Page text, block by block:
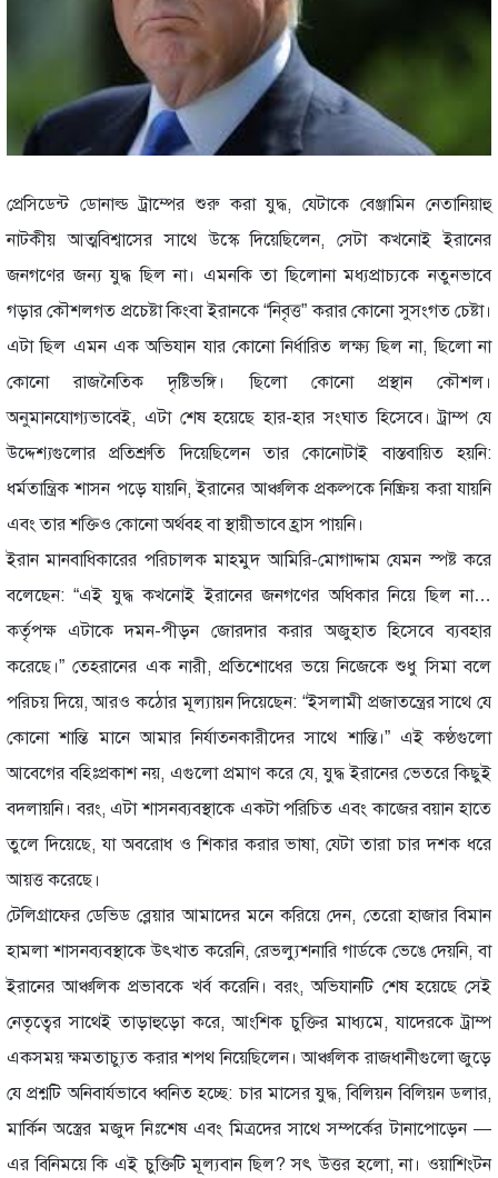
প্রেসিডেন্ট ডোনাল্ড ট্রাম্পের শুরু করা যুদ্ধ, যেটাকে বেঞ্জামিন নেতানিয়াহু
নাটকীয় আত্মবিশ্বাসের সাথে উস্কে দিয়েছিলেন, সেটা কখনোই ইরানের
জনগণের জন্য যুদ্ধ ছিল না। এমনকি তা ছিলোনা মধ্যপ্রাচ্যকে নতুনভাবে
গড়ার কৌশলগত প্রচেষ্টা কিংবা ইরানকে “নিবৃত্ত” করার কোনো সুসংগত চেষ্টা।
এটা ছিল এমন এক অভিযান যার কোনো নির্ধারিত লক্ষ্য ছিল না, ছিলো না
কোনো রাজনৈতিক দৃষ্টিভঙ্গি। ছিলো কোনো প্রস্থান কৌশল।
অনুমানযোগ্যভাবেই, এটা শেষ হয়েছে হার-হার সংঘাত হিসেবে। ট্রাম্প যে
উদ্দেশ্যগুলোর প্রতিশ্রুতি দিয়েছিলেন তার কোনোটাই বাস্তবায়িত হয়নি:
ধর্মতান্ত্রিক শাসন পড়ে যায়নি, ইরানের আঞ্চলিক প্রকল্পকে নিষ্ক্রিয় করা যায়নি
এবং তার শক্তিও কোনো অর্থবহ বা স্থায়ীভাবে হ্রাস পায়নি।
ইরান মানবাধিকারের পরিচালক মাহমুদ আমিরি-মোগাদ্দাম যেমন স্পষ্ট করে
বলেছেন: “এই যুদ্ধ কখনোই ইরানের জনগণের অধিকার নিয়ে ছিল না…
কর্তৃপক্ষ এটাকে দমন-পীড়ন জোরদার করার অজুহাত হিসেবে ব্যবহার
করেছে।” তেহরানের এক নারী, প্রতিশোধের ভয়ে নিজেকে শুধু সিমা বলে
পরিচয় দিয়ে, আরও কঠোর মূল্যায়ন দিয়েছেন: “ইসলামী প্রজাতন্ত্রের সাথে যে
কোনো শান্তি মানে আমার নির্যাতনকারীদের সাথে শান্তি।” এই কণ্ঠগুলো
আবেগের বহিঃপ্রকাশ নয়, এগুলো প্রমাণ করে যে, যুদ্ধ ইরানের ভেতরে কিছুই
বদলায়নি। বরং, এটা শাসনব্যবস্থাকে একটা পরিচিত এবং কাজের বয়ান হাতে
তুলে দিয়েছে, যা অবরোধ ও শিকার করার ভাষা, যেটা তারা চার দশক ধরে
আয়ত্ত করেছে।
টেলিগ্রাফের ডেভিড ব্লেয়ার আমাদের মনে করিয়ে দেন, তেরো হাজার বিমান
হামলা শাসনব্যবস্থাকে উৎখাত করেনি, রেভল্যুশনারি গার্ডকে ভেঙে দেয়নি, বা
ইরানের আঞ্চলিক প্রভাবকে খর্ব করেনি। বরং, অভিযানটি শেষ হয়েছে সেই
নেতৃত্বের সাথেই তাড়াহুড়ো করে, আংশিক চুক্তির মাধ্যমে, যাদেরকে ট্রাম্প
একসময় ক্ষমতাচ্যুত করার শপথ নিয়েছিলেন। আঞ্চলিক রাজধানীগুলো জুড়ে
যে প্রশ্নটি অনিবার্যভাবে ধ্বনিত হচ্ছে: চার মাসের যুদ্ধ, বিলিয়ন বিলিয়ন ডলার,
মার্কিন অস্ত্রের মজুদ নিঃশেষ এবং মিত্রদের সাথে সম্পর্কের টানাপোড়েন —
এর বিনিময়ে কি এই চুক্তিটি মূল্যবান ছিল? সৎ উত্তর হলো, না। ওয়াশিংটন